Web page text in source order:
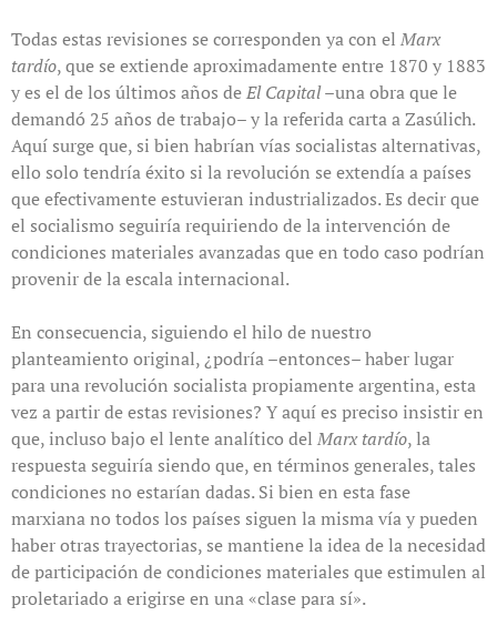
Todas estas revisiones se corresponden ya con el Marx
tardío, que se extiende aproximadamente entre 1870 y 1883
y es el de los últimos años deEl Capital–una obra que le
demandó 25 años de trabajo– y la referida carta a Zasúlich.
Aquí surge que, si bien habrían vías socialistas alternativas,
ello solo tendría éxito si la revolución se extendía a países
que efectivamente estuvieran industrializados. Es decir que
el socialismo seguiría requiriendo de la intervención de
condiciones materiales avanzadas que en todo caso podrían
provenir de la escala internacional.
En consecuencia, siguiendo el hilo de nuestro
planteamiento original, ¿podría –entonces– haber lugar
para una revolución socialista propiamente argentina, esta
vez a partir de estas revisiones? Y aquí es preciso insistir en
que, incluso bajo el lente analítico del Marx tardío, la
respuesta seguiría siendo que, en términos generales, tales
condiciones no estarían dadas. Si bien en esta fase
marxiana no todos los países siguen la misma vía y pueden
haber otras trayectorias, se mantiene la idea de la necesidad
de participación de condiciones materiales que estimulen al
proletariado a erigirse en una «clase para sí».